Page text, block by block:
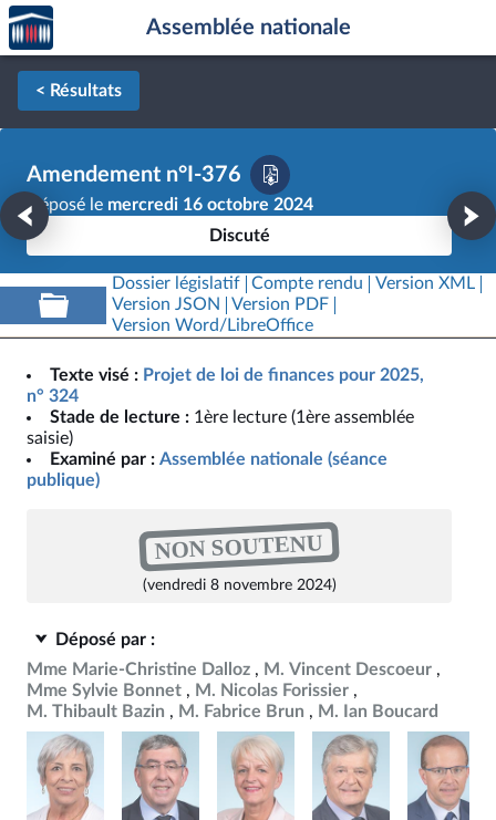
Aller au contenu
Aller en bas de la page
Accèder
à la
page
d'accueil
Assemblée nationale
< Résultats
Amendement n°I-376
Déposé le mercredi 16 octobre 2024
Discuté
Dossier législatif Compte rendu
Version XML
Version JSON
Version PDF
Version Word/LibreOffice
Texte visé : Projet de loi de finances pour 2025,
n° 324
Stade de lecture : 1ère lecture (1ère assemblée
saisie)
Examiné par : Assemblée nationale (séance
publique)
NON SOUTENU
(vendredi 8 novembre 2024)
Déposé par :
Mme Marie-Christine Dalloz
M. Vincent Descoeur
Mme Sylvie Bonnet
M. Nicolas Forissier
M. Thibault Bazin
M. Fabrice Brun M. Ian Boucard